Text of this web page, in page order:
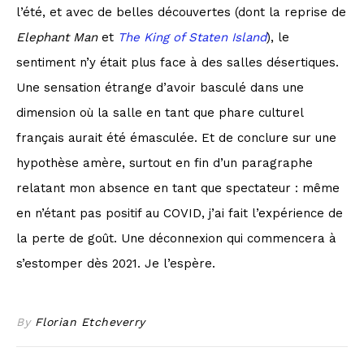
l’été, et avec de belles découvertes (dont la reprise de
Elephant Manet The King of Staten Island), le
sentiment n’y était plus face à des salles désertiques.
Une sensation étrange d’avoir basculé dans une
dimension où la salle en tant que phare culturel
français aurait été émasculée. Et de conclure sur une
hypothèse amère, surtout en fin d’un paragraphe
relatant mon absence en tant que spectateur : même
en n’étant pas positif au COVID, j’ai fait l’expérience de
la perte de goût. Une déconnexion qui commencera à
s’estomper dès 2021. Je l’espère.
By Florian Etcheverry